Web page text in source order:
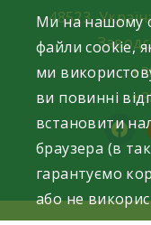
content
48523,
Ми на нашому
файли cookie,
ми
ви повинні
встановити
браузера (в
гарантуємо
або не